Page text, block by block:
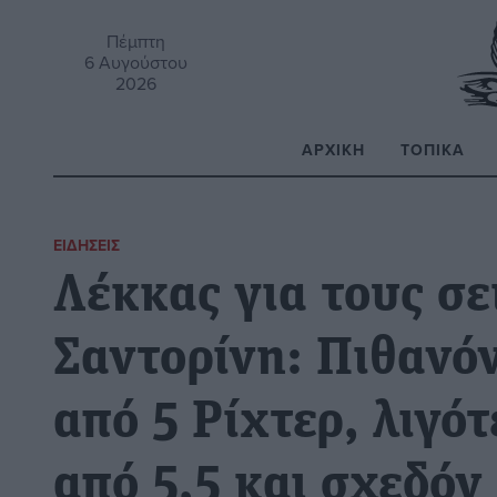
Πέμπτη
6 Αυγούστου
2026
ΑΡΧΙΚΉ ΤΟΠΙΚΆ
ΕΙΔΉΣΕΙΣ
Λέκκας για τους
Σαντορίνη:
από 5 Ρίχτερ,